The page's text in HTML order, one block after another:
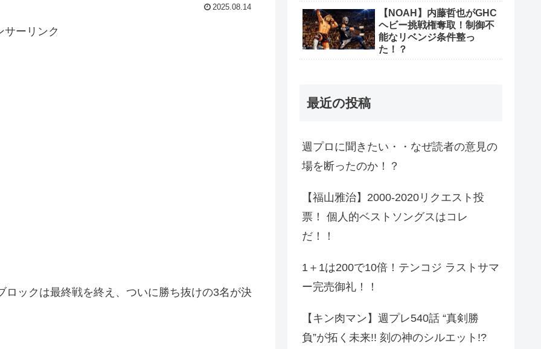
2025.08.14
サーリンク
ックは最終戦を終え、ついに勝ち抜けの3名が決
【NOAH】内藤哲也がGHC
ヘビー挑戦権奪取！制御不
能なリベンジ条件整っ
た！？
最近の投稿
週プロに聞きたい・・なぜ読者の意見の
場を断ったのか！？
【福山雅治】2000-2020リクエスト投
票！ 個人的ベストソングスはコレ
だ！！
1＋1は200で10倍！テンコジ ラストサマ
ー完売御礼！！
【キン肉マン】週プレ540話 “真剣勝
負”が拓く未来!! 刻の神のシルエット!?